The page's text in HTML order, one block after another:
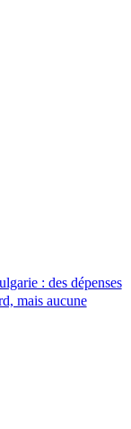
: des dépenses
mais aucune